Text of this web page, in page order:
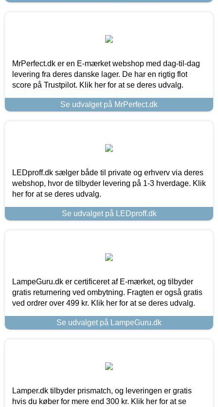
MrPerfect.dk er en E-mærket webshop med dag-til-dag
levering fra deres danske lager. De har en rigtig flot
score på Trustpilot. Klik her for at se deres udvalg.
Se udvalget på MrPerfect.dk
LEDproff.dk sælger både til private og erhverv via deres
webshop, hvor de tilbyder levering på 1-3 hverdage. Klik
her for at se deres udvalg.
Se udvalget på LEDproff.dk
LampeGuru.dk er certificeret af E-mærket, og tilbyder
gratis returnering ved ombytning. Fragten er også gratis
ved ordrer over 499 kr. Klik her for at se deres udvalg.
Se udvalget på LampeGuru.dk
Lamper.dk tilbyder prismatch, og leveringen er gratis
hvis du køber for mere end 300 kr. Klik her for at se